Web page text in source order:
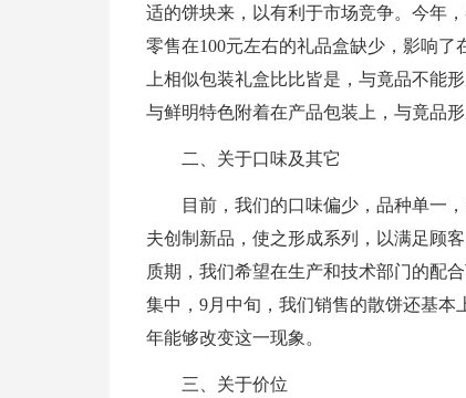
适的饼块来，以有利于市场竞争。今年
零售在100元左右的礼品盒缺少，影响
上相似包装礼盒比比皆是，与竟品不能
与鲜明特色附着在产品包装上，与竟品
二、关于口味及其它
目前，我们的口味偏少，品种单一
夫创制新品，使之形成系列，以满足顾
质期，我们希望在生产和技术部门的配
集中，9月中旬，我们销售的散饼还基
年能够改变这一现象。
三、关于价位